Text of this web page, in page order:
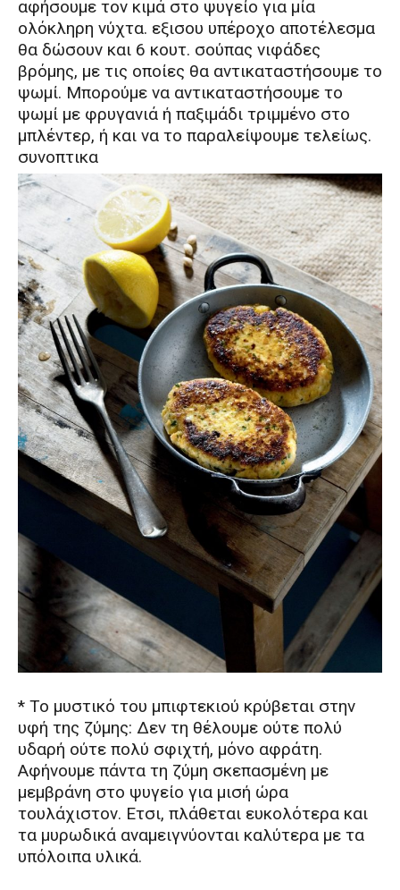
αφήσουμε τον κιμά στο ψυγείο για μία
ολόκληρη νύχτα. εξισου υπέροχο αποτέλεσμα
θα δώσουν και 6 κουτ. σούπας νιφάδες
βρόμης, με τις οποίες θα αντικαταστήσουμε το
ψωμί. Mπορούμε να αντικαταστήσουμε το
ψωμί με φρυγανιά ή παξιμάδι τριμμένο στο
μπλέντερ, ή και να το παραλείψουμε τελείως.
συνοπτικα
* Το μυστικό του μπιφτεκιού κρύβεται στην
υφή της ζύμης: Δεν τη θέλουμε ούτε πολύ
υδαρή ούτε πολύ σφιχτή, μόνο αφράτη.
Aφήνουμε πάντα τη ζύμη σκεπασμένη με
μεμβράνη στο ψυγείο για μισή ώρα
τουλάχιστον. Eτσι, πλάθεται ευκολότερα και
τα μυρωδικά αναμειγνύονται καλύτερα με τα
υπόλοιπα υλικά.